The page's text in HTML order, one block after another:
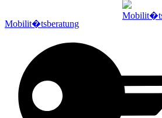
Mobilit�tsberatung